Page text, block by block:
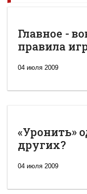
Главное -
правила
04 июля 2009
«Уронить»
других?
04 июля 2009